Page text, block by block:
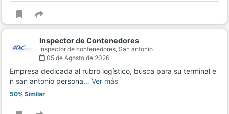
Inspector de Contenedores
Inspector de contenedores, San antonio
05 de Agosto de 2026
Empresa dedicada al rubro logístico, busca para su terminal e
n san antonio persona… Ver más
50% Similar